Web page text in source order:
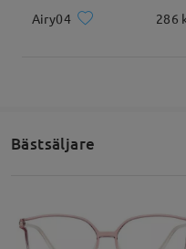
Airy04 286
Bästsäljare